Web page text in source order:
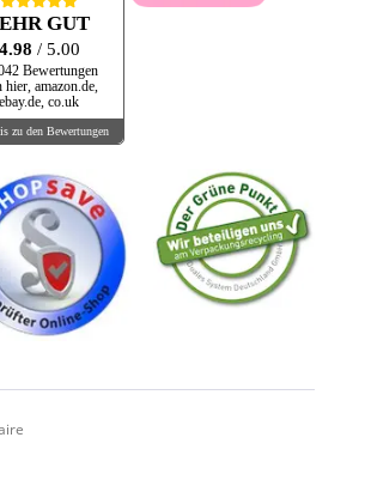
GUT
4.98 / 5.00
Bewertungen
hier, amazon.de,
ebay.de, co.uk
zu den Bewertungen